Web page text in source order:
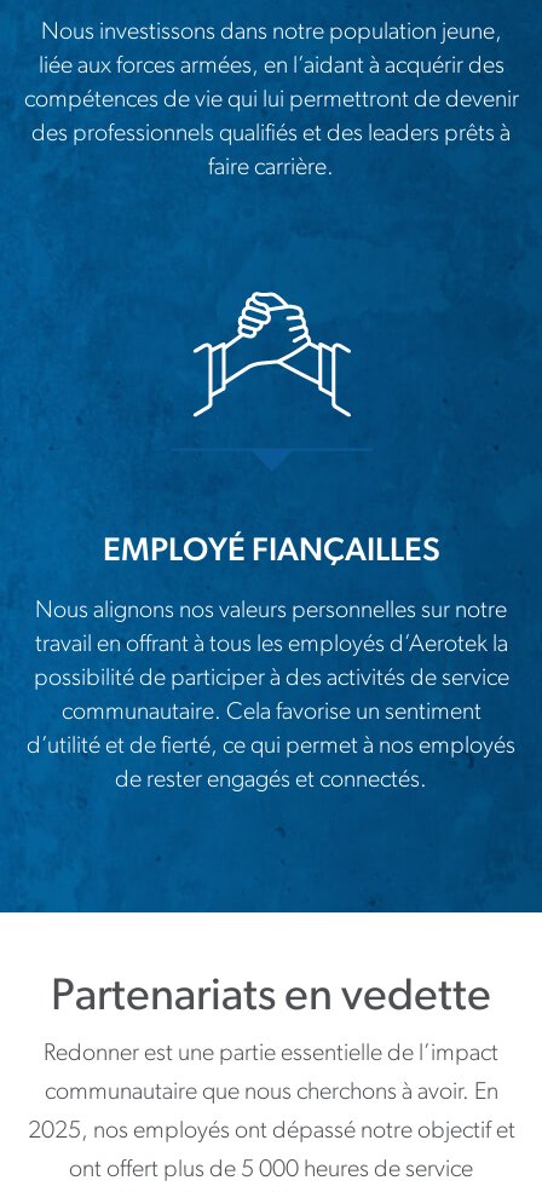
Nous investissons dans notre population jeune,
liée aux forces armées, en l’aidant à acquérir des
compétences de vie qui lui permettront de devenir
des professionnels qualifiés et des leaders prêts à
faire carrière.
EMPLOYÉ FIANÇAILLES
Nous alignons nos valeurs personnelles sur notre
travail en offrant à tous les employés d’Aerotek la
possibilité de participer à des activités de service
communautaire. Cela favorise un sentiment
d’utilité et de fierté, ce qui permet à nos employés
de rester engagés et connectés.
Partenariats en vedette
Redonner est une partie essentielle de l’impact
communautaire que nous cherchons à avoir. En
2025, nos employés ont dépassé notre objectif et
ont offert plus de 5 000 heures de service